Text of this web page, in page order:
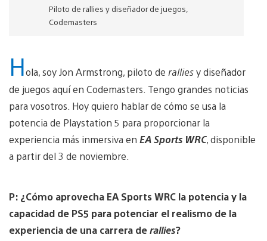
Piloto de rallies y diseñador de juegos,
Codemasters
Hola, soy Jon Armstrong, piloto de ralliesy diseñador
de juegos aquí en Codemasters. Tengo grandes noticias
para vosotros. Hoy quiero hablar de cómo se usa la
potencia de Playstation 5 para proporcionar la
experiencia más inmersiva en EA Sports WRC, disponible
a partir del 3 de noviembre.
P: ¿Cómo aprovecha EA Sports WRC la potencia y la
capacidad de PS5 para potenciar el realismo de la
experiencia de una carrera derallies?